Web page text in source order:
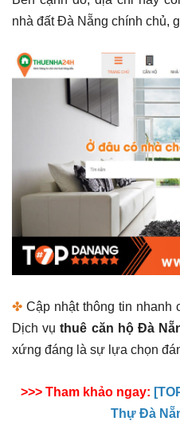
nhà đất Đà Nẵng chính chủ,
✤ Cập nhật thông tin nhanh
Dịch vụ thuê căn hộ Đà
xứng đáng là sự lựa chọn
>>> Tham khảo ngay:
Thự Đà